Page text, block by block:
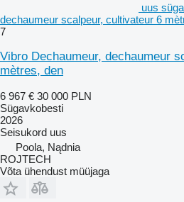
uus
dechaumeur scalpeur, cultivateur 6
7
Vibro Dechaumeur, dechaumeur
mètres, den
6 967 € 30 000 PLN
Sügavkobesti
2026
Seisukord uus
Poola, Nądnia
ROJTECH
Võta ühendust müüjaga